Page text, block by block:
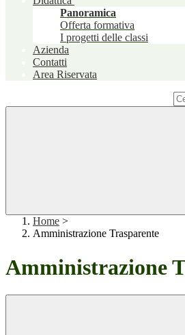
Panoramica
Offerta formativa
I progetti delle classi
Azienda
Contatti
Area Riservata
Home >
Amministrazione Trasparente
Amministrazione